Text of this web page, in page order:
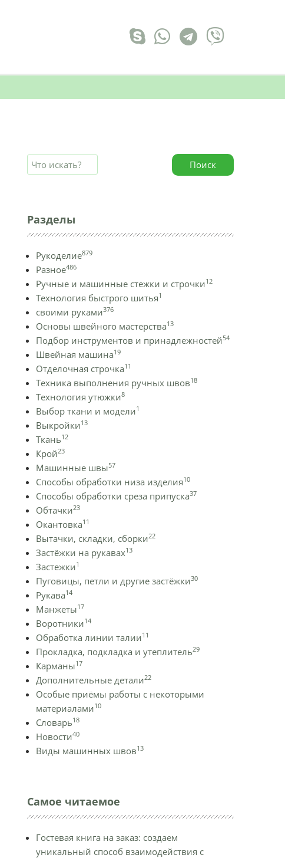
Поиск
Разделы
Рукоделие879
Разное486
Ручные и машинные стежки и строчки12
Технология быстрого шитья1
своими руками376
Основы швейного мастерства13
Подбор инструментов и принадлежностей54
Швейная машина19
Отделочная строчка11
Техника выполнения ручных швов18
Технология утюжки8
Выбор ткани и модели1
Выкройки13
Ткань12
Крой23
Машинные швы57
Способы обработки низа изделия10
Способы обработки среза припуска37
Обтачки23
Окантовка11
Вытачки, складки, сборки22
Застёжки на рукавах13
Застежки1
Пуговицы, петли и другие застёжки30
Рукава14
Манжеты17
Воротники14
Обработка линии талии11
Прокладка, подкладка и утеплитель29
Карманы17
Дополнительные детали22
Особые приёмы работы с некоторыми
материалами10
Словарь18
Новости40
Виды машинных швов13
Самое читаемое
Гостевая книга на заказ: создаем
уникальный способ взаимодействия с